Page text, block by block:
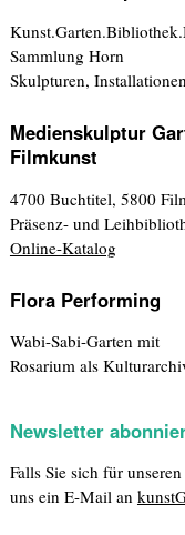
Sammlung Horn
Skulpturen,
Medienskulptur
Filmkunst
4700 Buchtitel, 5800
Präsenz- und
Online-Katalog
Flora Performing
Wabi-Sabi-Garten mit
Rosarium als
Newsletter
Falls Sie sich für
uns ein E-Mail an